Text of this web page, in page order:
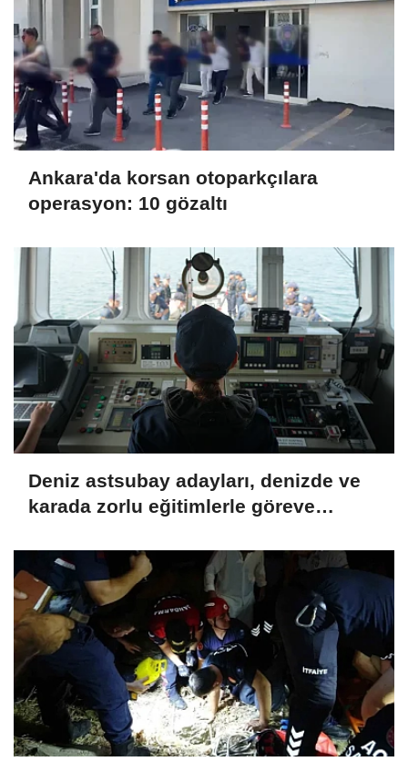
Ankara'da korsan otoparkçılara
operasyon: 10 gözaltı
Deniz astsubay adayları, denizde ve
karada zorlu eğitimlerle göreve